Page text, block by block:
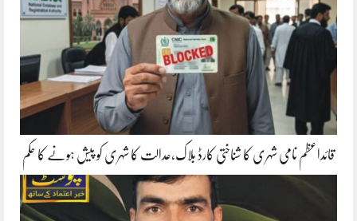
قائداعظم نامی شہری کا شناختی کارڈ بلاک،عدالت کا شہری کو پیش ہونے کا حکم